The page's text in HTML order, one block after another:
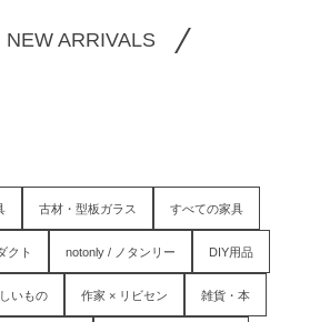
NEW ARRIVALS
古材・型板ガラス すべての家具
クト notonly / ノタンリー DIY用品
いもの 作家 × リビセン 雑貨・本